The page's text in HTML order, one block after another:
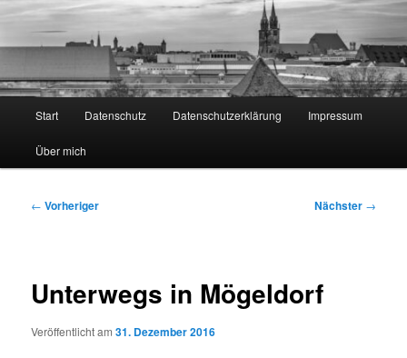
Start Datenschutz Datenschutzerklärung Impressum
Über mich
Beitragsnavigation
← Vorheriger Nächster →
Unterwegs in Mögeldorf
Veröffentlicht am31. Dezember 2016